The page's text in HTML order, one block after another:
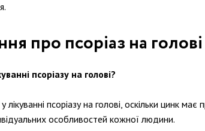
про псоріаз на голові
псоріазу на голові?
псоріазу на голові, оскільки цинк
особливостей кожної людини.